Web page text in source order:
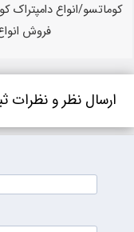
کوماتسو/انواع دامپتراک
فروش
ارسال نظر و نظرات